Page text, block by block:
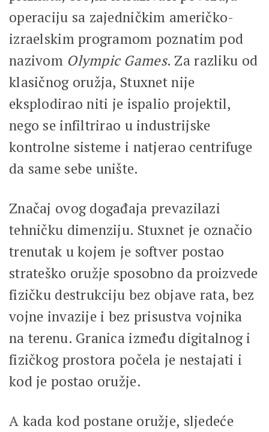
operaciju sa zajedničkim američko-
izraelskim programom poznatim pod
nazivom Olympic Games. Za razliku od
klasičnog oružja, Stuxnet nije
eksplodirao niti je ispalio projektil,
nego se infiltrirao u industrijske
kontrolne sisteme i natjerao centrifuge
da same sebe unište.
Značaj ovog događaja prevazilazi
tehničku dimenziju. Stuxnet je označio
trenutak u kojem je softver postao
strateško oružje sposobno da proizvede
fizičku destrukciju bez objave rata, bez
vojne invazije i bez prisustva vojnika
na terenu. Granica između digitalnog i
fizičkog prostora počela je nestajati i
kod je postao oružje.
A kada kod postane oružje, sljedeće